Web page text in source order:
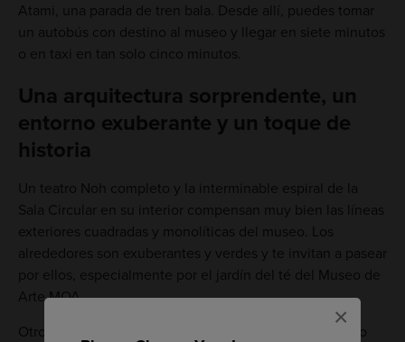
×
Atami, una parada de tren bala. Desde allí, puedes tomar
un autobús con destino al museo y llegar en siete minutos
o en taxi en tan solo cinco minutos.
Una arquitectura sorprendente, un
entorno exuberante y un toque de
historia
Un teatro Noh completo y la interminable espiral de la
Sala Circular en su interior compensan muy bien las líneas
exteriores cuadradas y monolíticas del museo. Los
alrededores son exuberantes y verdes y te invitan a pasear
por ellos, especialmente por el jardín del té del Museo de
Arte MOA.
Otro punto destacado es la residencia Korin, un edificio